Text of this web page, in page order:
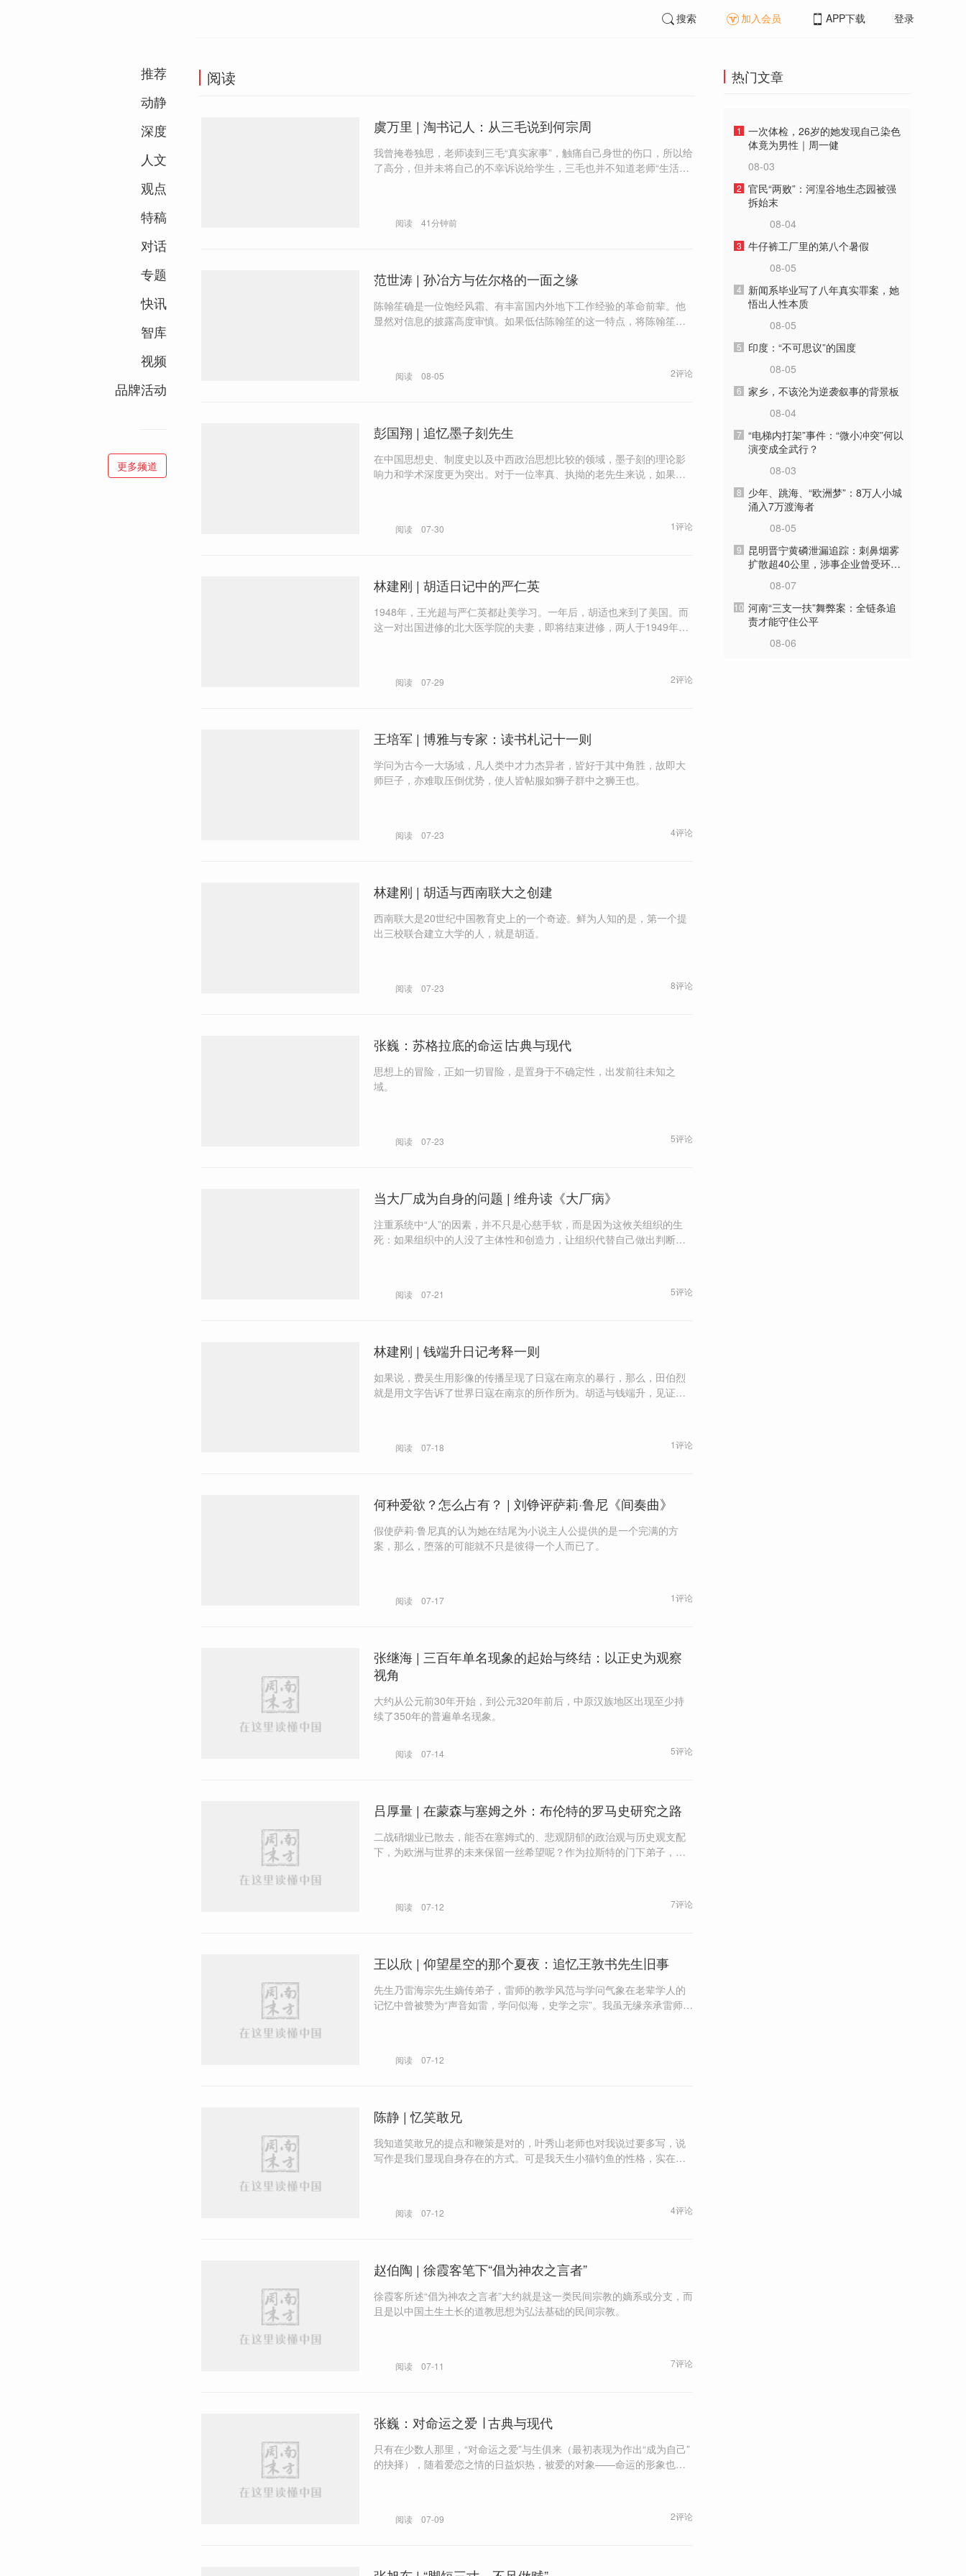
推荐
动静
深度
人文
观点
特稿
对话
专题
快讯
智库
视频
品牌活动
更多频道
搜索 加入会员 APP下载 登录
阅读
虞万里 | 淘书记人：从三毛说到何宗周
我曾掩卷独思，老师读到三毛“真实家事”，触痛自己身世的伤口，所以给
了高分，但并未将自己的不幸诉说给学生，三毛也并不知道老师“生活上”
阅读 41分钟前
范世涛 | 孙冶方与佐尔格的一面之缘
陈翰笙确是一位饱经风霜、有丰富国内外地下工作经验的革命前辈。他
显然对信息的披露高度审慎。如果低估陈翰笙的这一特点，将陈翰笙的
阅读 08-05 2评论
彭国翔 | 追忆墨子刻先生
在中国思想史、制度史以及中西政治思想比较的领域，墨子刻的理论影
响力和学术深度更为突出。对于一位率真、执拗的老先生来说，如果你
阅读 07-30 1评论
林建刚 | 胡适日记中的严仁英
1948年，王光超与严仁英都赴美学习。一年后，胡适也来到了美国。而
这一对出国进修的北大医学院的夫妻，即将结束进修，两人于1949年8
阅读 07-29 2评论
王培军 | 博雅与专家：读书札记十一则
学问为古今一大场域，凡人类中才力杰异者，皆好于其中角胜，故即大
师巨子，亦难取压倒优势，使人皆帖服如狮子群中之狮王也。
阅读 07-23 4评论
林建刚 | 胡适与西南联大之创建
西南联大是20世纪中国教育史上的一个奇迹。鲜为人知的是，第一个提
出三校联合建立大学的人，就是胡适。
阅读 07-23 8评论
张巍：苏格拉底的命运∣古典与现代
思想上的冒险，正如一切冒险，是置身于不确定性，出发前往未知之
域。
阅读 07-23 5评论
当大厂成为自身的问题 | 维舟读《大厂病》
注重系统中“人”的因素，并不只是心慈手软，而是因为这攸关组织的生
死：如果组织中的人没了主体性和创造力，让组织代替自己做出判断，
阅读 07-21 5评论
林建刚 | 钱端升日记考释一则
如果说，费吴生用影像的传播呈现了日寇在南京的暴行，那么，田伯烈
就是用文字告诉了世界日寇在南京的所作所为。胡适与钱端升，见证了
阅读 07-18 1评论
何种爱欲？怎么占有？ | 刘铮评萨莉·鲁尼《间奏曲》
假使萨莉·鲁尼真的认为她在结尾为小说主人公提供的是一个完满的方
案，那么，堕落的可能就不只是彼得一个人而已了。
阅读 07-17 1评论
张继海 | 三百年单名现象的起始与终结：以正史为观察
视角
大约从公元前30年开始，到公元320年前后，中原汉族地区出现至少持
续了350年的普遍单名现象。
阅读 07-14 5评论
吕厚量 | 在蒙森与塞姆之外：布伦特的罗马史研究之路
二战硝烟业已散去，能否在塞姆式的、悲观阴郁的政治观与历史观支配
下，为欧洲与世界的未来保留一丝希望呢？作为拉斯特的门下弟子，布
阅读 07-12 7评论
王以欣 | 仰望星空的那个夏夜：追忆王敦书先生旧事
先生乃雷海宗先生嫡传弟子，雷师的教学风范与学问气象在老辈学人的
记忆中曾被赞为“声音如雷，学问似海，史学之宗”。我虽无缘亲承雷师教
阅读 07-12
陈静 | 忆笑敢兄
我知道笑敢兄的提点和鞭策是对的，叶秀山老师也对我说过要多写，说
写作是我们显现自身存在的方式。可是我天生小猫钓鱼的性格，实在是
阅读 07-12 4评论
赵伯陶 | 徐霞客笔下“倡为神农之言者”
徐霞客所述“倡为神农之言者”大约就是这一类民间宗教的嫡系或分支，而
且是以中国土生土长的道教思想为弘法基础的民间宗教。
阅读 07-11 7评论
张巍：对命运之爱 ∣ 古典与现代
只有在少数人那里，“对命运之爱”与生俱来（最初表现为作出“成为自己”
的抉择），随着爱恋之情的日益炽热，被爱的对象——命运的形象也越
阅读 07-09 2评论
热门文章
1
一次体检，26岁的她发现自己染色
体竟为男性｜周一健
08-03
2 官民“两败”：河湟谷地生态园被强
拆始末
08-04
3 牛仔裤工厂里的第八个暑假
08-05
4
新闻系毕业写了八年真实罪案，她
悟出人性本质
08-05
5
印度：“不可思议”的国度
08-05
6 家乡，不该沦为逆袭叙事的背景板
08-04
7 “电梯内打架”事件：“微小冲突”何以
演变成全武行？
08-03
8
少年、跳海、“欧洲梦”：8万人小城
涌入7万渡海者
08-05
9
昆明晋宁黄磷泄漏追踪：刺鼻烟雾
扩散超40公里，涉事企业曾受环保
08-07
10 河南“三支一扶”舞弊案：全链条追
责才能守住公平
08-06